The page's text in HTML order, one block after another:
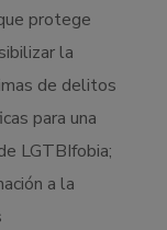
protege
la
de delitos
para una
LGTBIfobia;
a la